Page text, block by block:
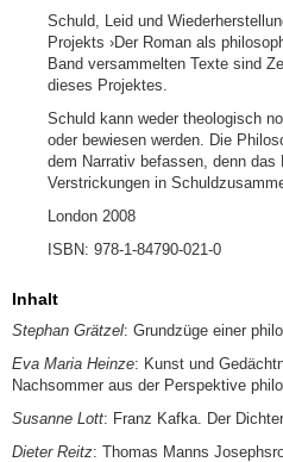
Schuld, Leid und
Projekts ›Der Roman als
Band versammelten Texte sind
dieses Projektes.
Schuld kann weder theologisch
oder bewiesen werden. Die
dem Narrativ befassen, denn
Verstrickungen in
London 2008
ISBN: 978-1-84790-021-0
Inhalt
Stephan Grätzel: Grundzüge einer
Eva Maria Heinze: Kunst und
Nachsommer aus der Perspektive
Susanne Lott: Franz Kafka. Der
Dieter Reitz: Thomas Manns